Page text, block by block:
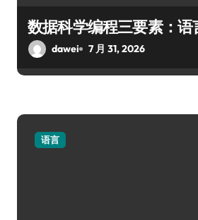
数据科学编程三要素：语
dawei 7 月 31, 2026
语言